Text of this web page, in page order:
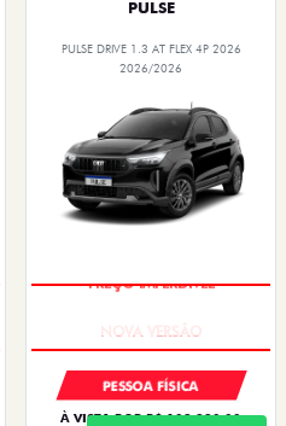
PULSE
PULSE DRIVE 1.3 AT FLEX 4P 2026
2026/2026
PREÇO IMPERDÍVEL
PESSOA FÍSICA
À VISTA POR R$ 109.990,00